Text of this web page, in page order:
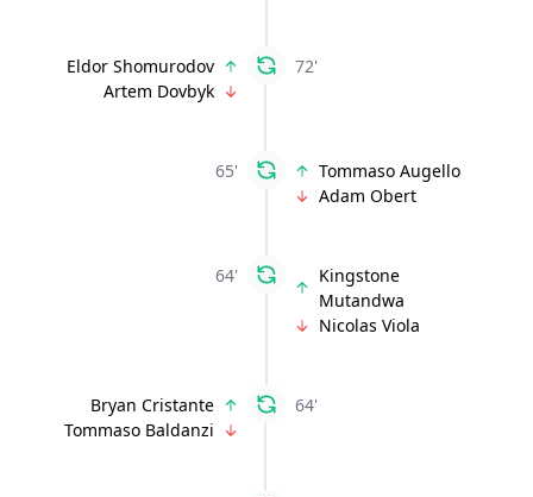
72'
Eldor Shomurodov
Artem Dovbyk
65'
Tommaso Augello
Adam Obert
64'
Kingstone
Mutandwa
Nicolas Viola
64'
Bryan Cristante
Tommaso Baldanzi